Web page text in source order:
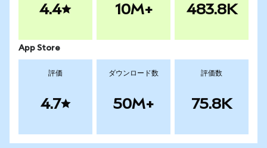
4.4 10M+ 483.8K
App Store
評価
4.7
ダウンロード数
50M+
評価数
75.8K